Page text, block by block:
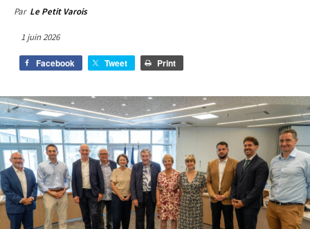
Par Le Petit Varois
1 juin 2026
Facebook Tweet Print